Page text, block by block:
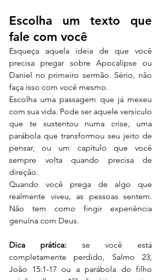
Escolha um texto que
fale com você
Esqueça aquela ideia de que você
precisa pregar sobre Apocalipse ou
Daniel no primeiro sermão. Sério, não
faça isso com você mesmo.
Escolha uma passagem que já mexeu
com sua vida. Pode ser aquele versículo
que te sustentou numa crise, uma
parábola que transformou seu jeito de
pensar, ou um capítulo que você
sempre volta quando precisa de
direção.
Quando você prega de algo que
realmente viveu, as pessoas sentem.
Não tem como fingir experiência
genuína com Deus.
Dica prática: se você está
completamente perdido, Salmo 23,
João 15:1-17 ou a parábola do filho